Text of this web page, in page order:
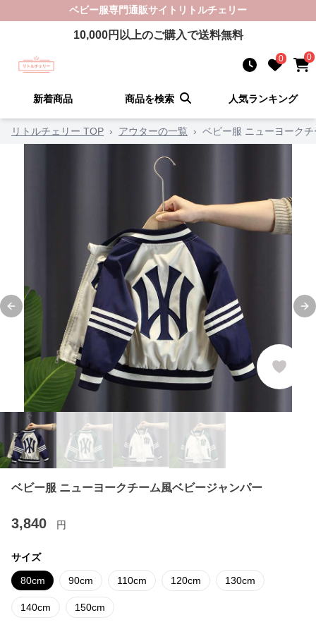
ベビー服専門通販サイト リトルチェリー
10,000円以上のご購入で送料無料
0 0
新着商品 商品を検索 人気ランキング
リトルチェリー TOP › アウターの一覧 › ベビー服 ニューヨーク
Previous slide
ベビー服 ニューヨークチーム風ベビージャンパー
3,840 円
サイズ
80cm 90cm 110cm 120cm 130cm
140cm 150cm